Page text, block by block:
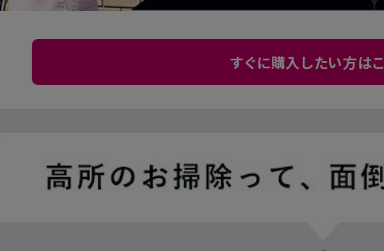
すぐに購入したい方は